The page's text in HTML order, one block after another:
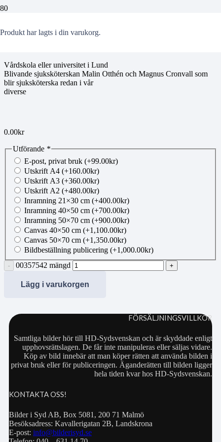
Produkt har lagts i din varukorg.
00357542
Vårdskola eller universitet i Lund
Blivande sjuksköterskan Malin Otthén och Magnus Cronvall som
blir sjuksköterska redan i vår
diverse
0.00kr
Utförande *
E-post, privat bruk (+99.00kr)
Utskrift A4 (+160.00kr)
Utskrift A3 (+360.00kr)
Utskrift A2 (+480.00kr)
Inramning 21×30 cm (+400.00kr)
Inramning 40×50 cm (+700.00kr)
Inramning 50×70 cm (+900.00kr)
Canvas 40×50 cm (+1,100.00kr)
Canvas 50×70 cm (+1,350.00kr)
Bildbeställning publicering (+1,000.00kr)
00357542 mängd
Lägg i varukorgen
FÖRSÄLJNINGSVILLKOR
Samtliga bilder hör till HD-Sydsvenskan och är skyddade enligt
upphovsrättslagen. De får inte manipuleras eller säljas vidare.
Köp av bild innebär att man köper rätten att använda bilden i
privat bruk eller för publiceringen. Äganderätten till bilden ligger
hela tiden kvar hos HD-Sydsvenskan.
KONTAKTA OSS!
Bilder i Syd AB, Box 5081, 200 71 Malmö
Besöksadress: Kavallerigatan 2B, Landskrona
E-post: info@bilderisyd.se